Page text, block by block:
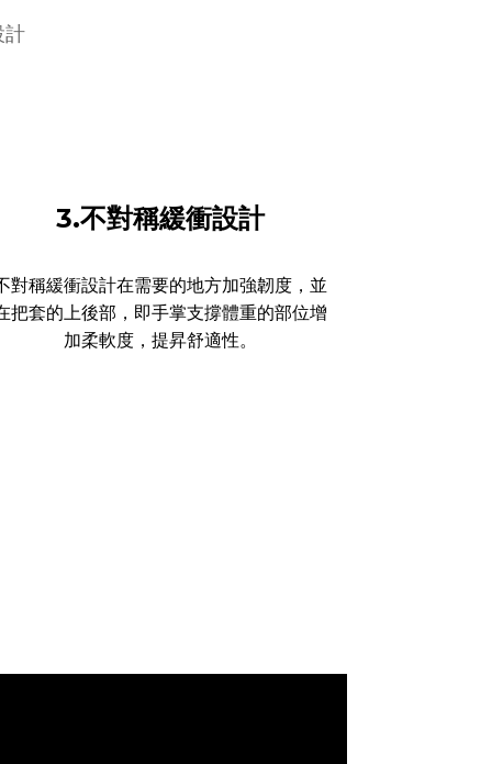
計
3.不對稱緩衝設計
對稱緩衝設計在需要的地方加強韌度，並
把套的上後部，即手掌支撐體重的部位增
加柔軟度，提昇舒適性。